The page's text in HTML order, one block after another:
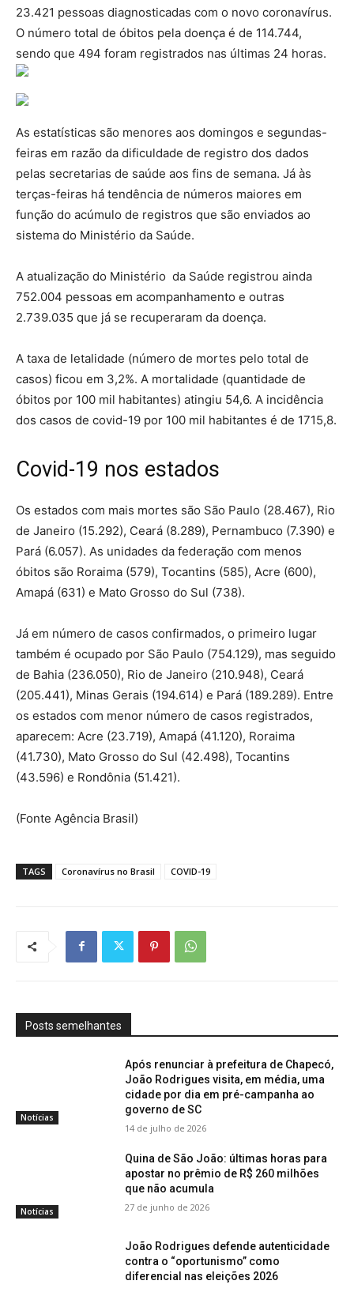
23.421 pessoas diagnosticadas com o novo coronavírus.
O número total de óbitos pela doença é de 114.744,
sendo que 494 foram registrados nas últimas 24 horas.
As estatísticas são menores aos domingos e segundas-
feiras em razão da dificuldade de registro dos dados
pelas secretarias de saúde aos fins de semana. Já às
terças-feiras há tendência de números maiores em
função do acúmulo de registros que são enviados ao
sistema do Ministério da Saúde.
A atualização do Ministério da Saúde registrou ainda
752.004 pessoas em acompanhamento e outras
2.739.035 que já se recuperaram da doença.
A taxa de letalidade (número de mortes pelo total de
casos) ficou em 3,2%. A mortalidade (quantidade de
óbitos por 100 mil habitantes) atingiu 54,6. A incidência
dos casos de covid-19 por 100 mil habitantes é de 1715,8.
Covid-19 nos estados
Os estados com mais mortes são São Paulo (28.467), Rio
de Janeiro (15.292), Ceará (8.289), Pernambuco (7.390) e
Pará (6.057). As unidades da federação com menos
óbitos são Roraima (579), Tocantins (585), Acre (600),
Amapá (631) e Mato Grosso do Sul (738).
Já em número de casos confirmados, o primeiro lugar
também é ocupado por São Paulo (754.129), mas seguido
de Bahia (236.050), Rio de Janeiro (210.948), Ceará
(205.441), Minas Gerais (194.614) e Pará (189.289). Entre
os estados com menor número de casos registrados,
aparecem: Acre (23.719), Amapá (41.120), Roraima
(41.730), Mato Grosso do Sul (42.498), Tocantins
(43.596) e Rondônia (51.421).
(Fonte Agência Brasil)
TAGS Coronavírus no Brasil COVID-19
Posts semelhantes
Notícias
Após renunciar à prefeitura de Chapecó,
João Rodrigues visita, em média, uma
cidade por dia em pré-campanha ao
governo de SC
14 de julho de 2026
Notícias
Quina de São João: últimas horas para
apostar no prêmio de R$ 260 milhões
que não acumula
27 de junho de 2026
João Rodrigues defende autenticidade
contra o “oportunismo” como
diferencial nas eleições 2026